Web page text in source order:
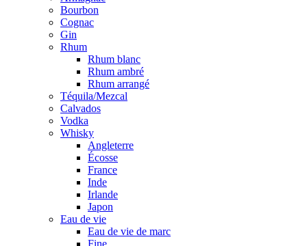
Bourbon
Cognac
Gin
Rhum
Rhum blanc
Rhum ambré
Rhum arrangé
Téquila/Mezcal
Calvados
Vodka
Whisky
Angleterre
Écosse
France
Inde
Irlande
Japon
Eau de vie
Eau de vie de marc
Fine